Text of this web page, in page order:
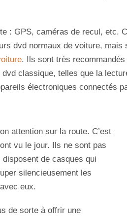
: GPS, caméras de recul, etc.
dvd normaux de voiture, mais
. Ils sont très
classique, telles que la
électroniques connectés
attention sur la route. C’est
ont vu le jour. Ils ne sont pas
disposent de casques qui
silencieusement les
eux.
de sorte à offrir une